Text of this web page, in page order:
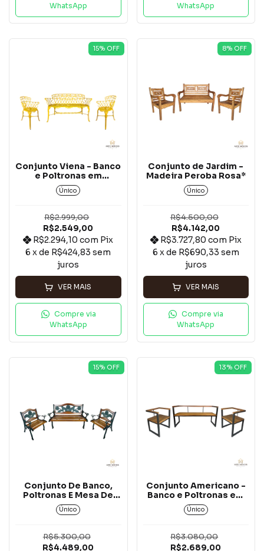
WhatsApp
WhatsApp
15% OFF
Conjunto Viena - Banco
e Poltronas em
Alumínio Fundido
Amarelo*
Único
R$2.999,00
R$2.549,00
R$2.294,10com Pix
6 x de R$424,83 sem
juros
VER MAIS
Compre via
WhatsApp
8% OFF
Conjunto de Jardim -
Madeira Peroba Rosa*
Único
R$4.500,00
R$4.142,00
R$3.727,80 com Pix
6 x de R$690,33 sem
juros
VER MAIS
Compre via
WhatsApp
15% OFF
Conjunto De Banco,
Poltronas E Mesa De
Centro - Modelo:
Girassol Em Alumínio
Único
R$5.300,00
R$4.489,00
13% OFF
Conjunto Americano -
Banco e Poltronas em
Madeira e Ferro*
Único
R$3.080,00
R$2.689,00